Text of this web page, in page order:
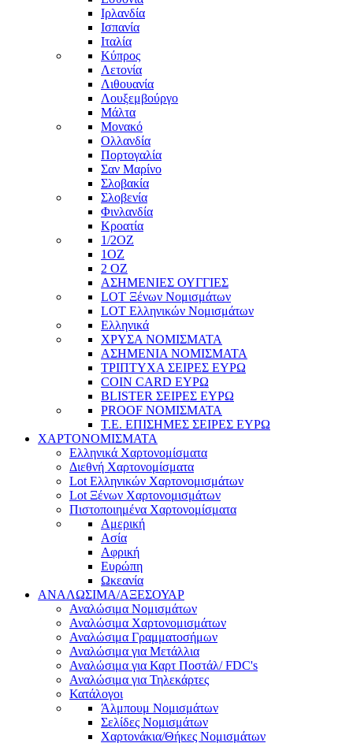
Ιρλανδία
Ισπανία
Ιταλία
Κύπρος
Λετονία
Λιθουανία
Λουξεμβούργο
Μάλτα
Μονακό
Ολλανδία
Πορτογαλία
Σαν Μαρίνο
Σλοβακία
Σλοβενία
Φινλανδία
Κροατία
1/2ΟΖ
1ΟΖ
2 OZ
ΑΣΗΜΕΝΙΕΣ ΟΥΓΓΙΕΣ
LOT Ξένων Νομισμάτων
LOT Ελληνικών Νομισμάτων
Ελληνικά
ΧΡΥΣΑ ΝΟΜΙΣΜΑΤΑ
ΑΣΗΜΕΝΙΑ ΝΟΜΙΣΜΑΤΑ
ΤΡΙΠΤΥΧΑ ΣΕΙΡΕΣ ΕΥΡΩ
COIN CARD ΕΥΡΩ
BLISTER ΣΕΙΡΕΣ ΕΥΡΩ
PROOF ΝΟΜΙΣΜΑΤΑ
Τ.Ε. ΕΠΙΣΗΜΕΣ ΣΕΙΡΕΣ ΕΥΡΩ
ΧΑΡΤΟΝΟΜΙΣΜΑΤΑ
Eλληνικά Χαρτονομίσματα
Διεθνή Χαρτονομίσματα
Lot Ελληνικών Χαρτονομισμάτων
Lot Ξένων Χαρτονομισμάτων
Πιστοποιημένα Χαρτονομίσματα
Αμερική
Ασία
Αφρική
Ευρώπη
Ωκεανία
ΑΝΑΛΩΣΙΜΑ/ΑΞΕΣΟΥΑΡ
Αναλώσιμα Νομισμάτων
Αναλώσιμα Χαρτονομισμάτων
Αναλώσιμα Γραμματοσήμων
Αναλώσιμα για Μετάλλια
Αναλώσιμα για Καρτ Ποστάλ/ FDC's
Αναλώσιμα για Τηλεκάρτες
Κατάλογοι
Άλμπουμ Νομισμάτων
Σελίδες Νομισμάτων
Χαρτονάκια/Θήκες Νομισμάτων